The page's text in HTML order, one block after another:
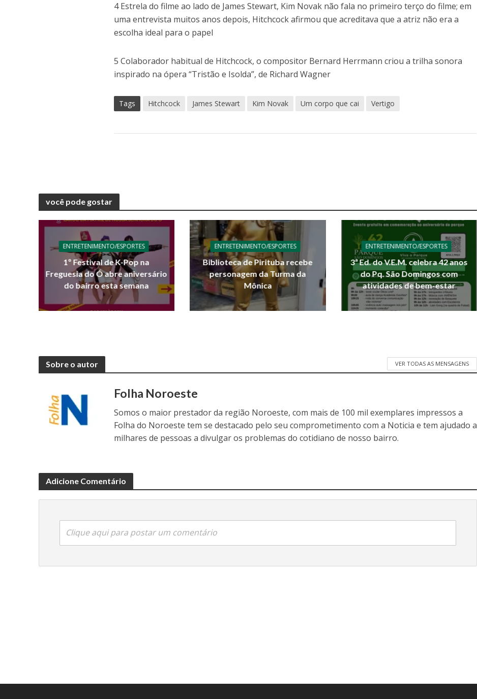
4 Estrela do filme ao lado de James Stewart, Kim Novak não fala no primeiro terço do filme; em
uma entrevista muitos anos depois, Hitchcock afirmou que acreditava que a atriz não era a
escolha ideal para o papel
5 Colaborador habitual de Hitchcock, o compositor Bernard Herrmann criou a trilha sonora
inspirado na ópera “Tristão e Isolda”, de Richard Wagner
Tags Hitchcock James Stewart Kim Novak Um corpo que cai Vertigo
você pode gostar
ENTRETENIMENTO/ESPORTES
1º Festival de K-Pop na
Freguesia do Ó abre aniversário
do bairro esta semana
ENTRETENIMENTO/ESPORTES
Biblioteca de Pirituba recebe
personagem da Turma da
Mônica
ENTRETENIMENTO/ESPORTES
3ª Ed. do V.E.M. celebra 42 anos
do Pq. São Domingos com
atividades de bem-estar
Sobre o autor VER TODAS AS MENSAGENS
Folha Noroeste
Somos o maior prestador da região Noroeste, com mais de 100 mil exemplares impressos a
Folha do Noroeste tem se destacado pelo seu comprometimento com a Noticia e tem ajudado a
milhares de pessoas a divulgar os problemas do cotidiano de nosso bairro.
Adicione Comentário
Clique aqui para postar um comentário